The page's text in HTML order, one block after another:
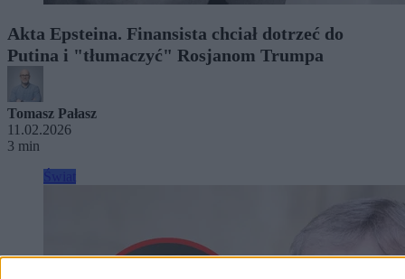
Akta Epsteina. Finansista chciał dotrzeć do
Putina i "tłumaczyć" Rosjanom Trumpa
Tomasz Pałasz
11.02.2026
3 min